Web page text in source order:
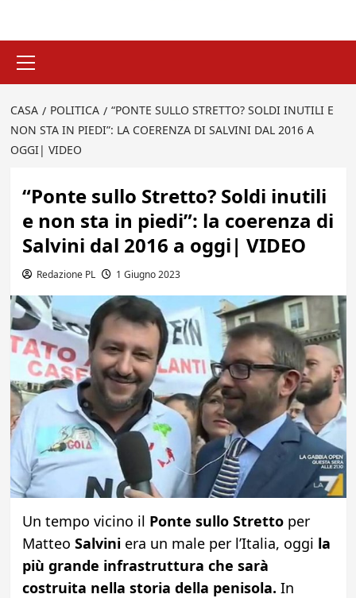
principale
CASA POLITICA
“PONTE SULLO STRETTO? SOLDI INUTILI E
NON STA IN PIEDI”: LA COERENZA DI SALVINI DAL 2016 A
OGGI| VIDEO
“Ponte sullo Stretto? Soldi inutili
e non sta in piedi”: la coerenza di
Salvini dal 2016 a oggi| VIDEO
Redazione PL 1 Giugno 2023
Un tempo vicino il Ponte sullo Strettoper
Matteo Salviniera un male per l’Italia, oggi la
più grande infrastruttura che sarà
costruita nella storia della penisola. In